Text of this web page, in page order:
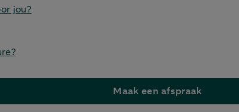
jou?
Maak een afspraak